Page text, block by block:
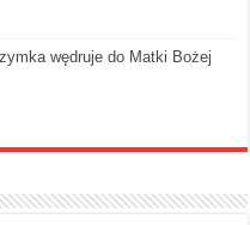
wędruje do Matki Bożej